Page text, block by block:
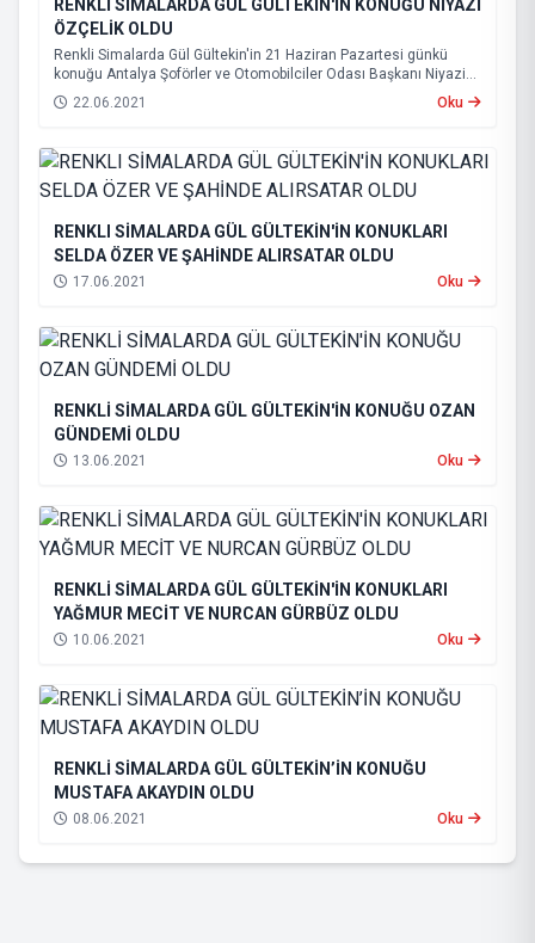
RENKLİ SİMALARDA GÜL GÜLTEKİN'İN KONUĞU NİYAZİ
ÖZÇELİK OLDU
Renkli Simalarda Gül Gültekin'in 21 Haziran Pazartesi günkü
konuğu Antalya Şoförler ve Otomobilciler Odası Başkanı Niyazi
ÖZÇELİK oldu. Programda pandemi döneminde esnafın ve
taksicilerin yaşadıkları sorunlar ele alındı. Programı izlemek için
22.06.2021 Oku
RENKLI SİMALARDA GÜL GÜLTEKİN'İN KONUKLARI
SELDA ÖZER VE ŞAHİNDE ALIRSATAR OLDU
17.06.2021 Oku
RENKLİ SİMALARDA GÜL GÜLTEKİN'İN KONUĞU OZAN
GÜNDEMİ OLDU
13.06.2021 Oku
RENKLİ SİMALARDA GÜL GÜLTEKİN'İN KONUKLARI
YAĞMUR MECİT VE NURCAN GÜRBÜZ OLDU
10.06.2021 Oku
RENKLİ SİMALARDA GÜL GÜLTEKİN’İN KONUĞU
MUSTAFA AKAYDIN OLDU
08.06.2021 Oku